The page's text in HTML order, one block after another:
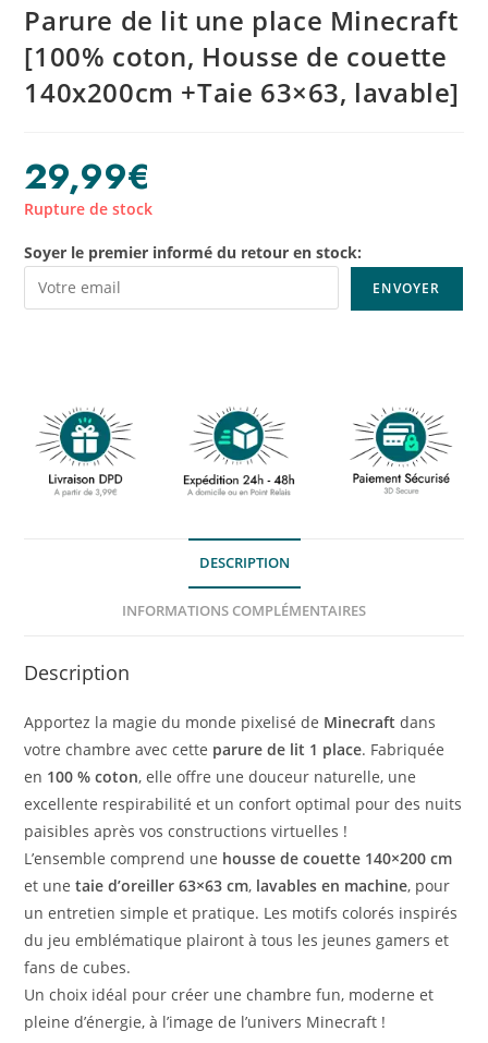
Parure de lit une place Minecraft
[100% coton, Housse de couette
140x200cm +Taie 63×63, lavable]
29,99€
Rupture de stock
Soyer le premier informé du retour en stock:
DESCRIPTION
INFORMATIONS COMPLÉMENTAIRES
Description
Apportez la magie du monde pixelisé de Minecraft dans
votre chambre avec cette parure de lit 1 place. Fabriquée
en 100 % coton, elle offre une douceur naturelle, une
excellente respirabilité et un confort optimal pour des nuits
paisibles après vos constructions virtuelles !
L’ensemble comprend une housse de couette 140×200 cm
et unetaie d’oreiller 63×63 cm, lavables en machine, pour
un entretien simple et pratique. Les motifs colorés inspirés
du jeu emblématique plairont à tous les jeunes gamers et
fans de cubes.
Un choix idéal pour créer une chambre fun, moderne et
pleine d’énergie, à l’image de l’univers Minecraft !